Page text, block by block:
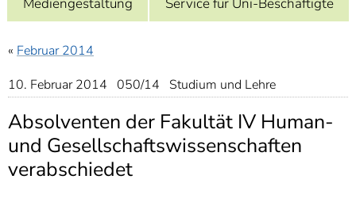
7]
Informationen zur
« Februar 2014
10. Februar 2014 050/14 Studium und Lehre
Absolventen der Fakultät IV Human-
und Gesellschaftswissenschaften
verabschiedet